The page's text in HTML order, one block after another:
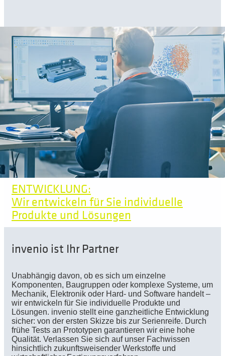
ENTWICKLUNG:
Wir entwickeln für Sie individuelle
Produkte und Lösungen
invenio ist Ihr Partner
Unabhängig davon, ob es sich um einzelne
Komponenten, Baugruppen oder komplexe Systeme, um
Mechanik, Elektronik oder Hard- und Software handelt ­–
wir entwickeln für Sie individuelle Produkte und
Lösungen. invenio stellt eine ganzheitliche Entwicklung
sicher: von der ersten Skizze bis zur Serienreife. Durch
frühe Tests an Prototypen garantieren wir eine hohe
Qualität. Verlassen Sie sich auf unser Fachwissen
hinsichtlich zukunftsweisender Werkstoffe und